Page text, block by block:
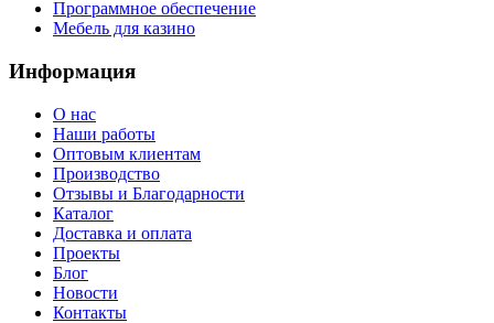
Программное обеспечение
Мебель для казино
Информация
О нас
Наши работы
Оптовым клиентам
Производство
Отзывы и Благодарности
Каталог
Доставка и оплата
Проекты
Блог
Новости
Контакты